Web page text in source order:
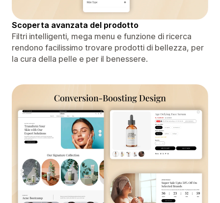
Scoperta avanzata del prodotto
Filtri intelligenti, mega menu e funzione di ricerca
rendono facilissimo trovare prodotti di bellezza, per
la cura della pelle e per il benessere.